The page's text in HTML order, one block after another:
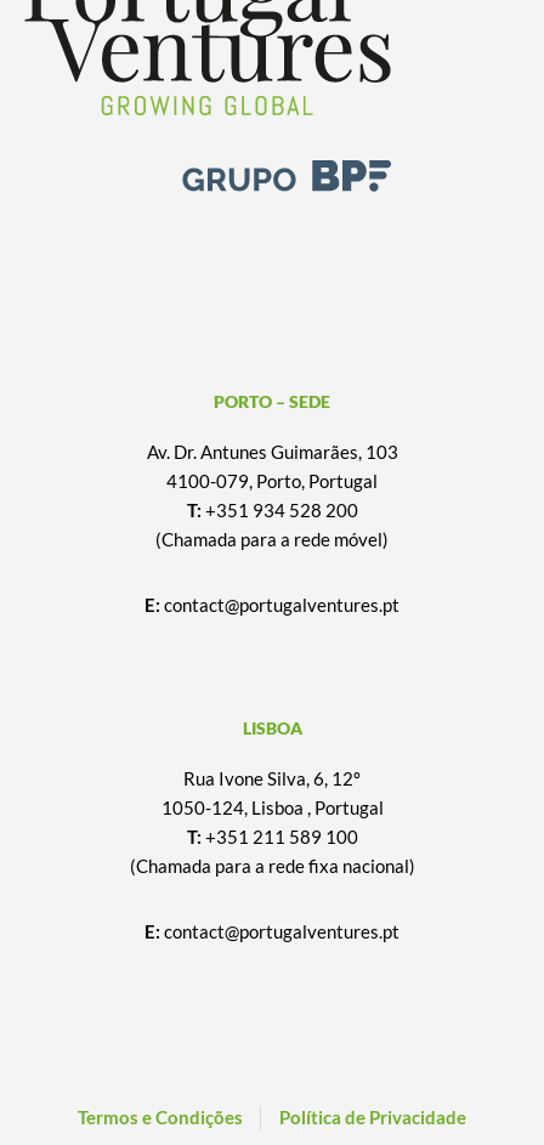
PORTO – SEDE
Av. Dr. Antunes Guimarães, 103
4100-079, Porto, Portugal
T: +351 934 528 200
(Chamada para a rede móvel)
E: contact@portugalventures.pt
LISBOA
Rua Ivone Silva, 6, 12º
1050-124, Lisboa , Portugal
T: +351 211 589 100
(Chamada para a rede fixa nacional)
E: contact@portugalventures.pt
Termos e Condições Política de Privacidade